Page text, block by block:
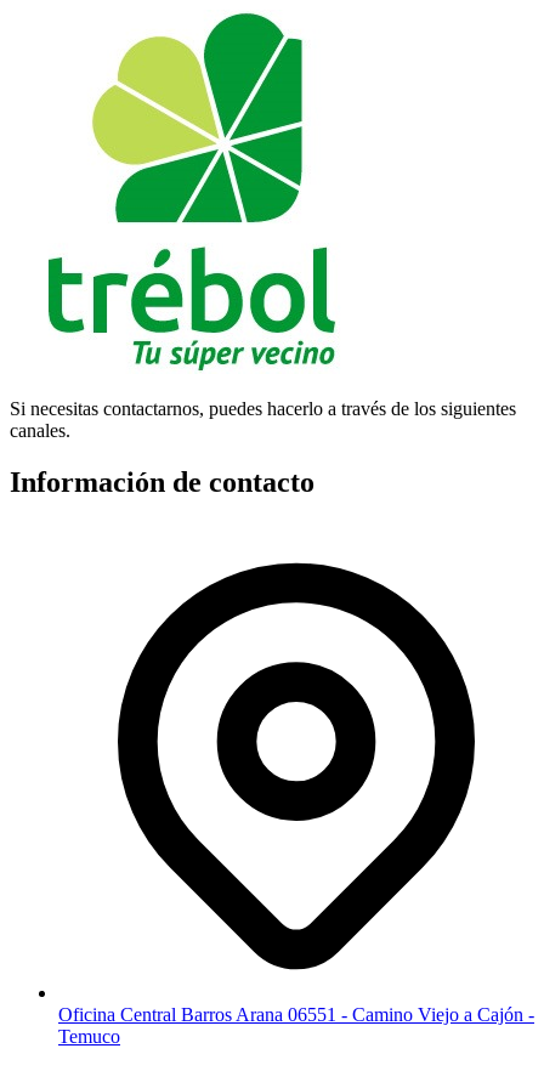
Si necesitas contactarnos, puedes hacerlo a través de los siguientes
canales.
Información de contacto
Oficina Central Barros Arana 06551 - Camino Viejo a Cajón -
Temuco